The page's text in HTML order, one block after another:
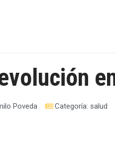
Poveda Categoría: salud